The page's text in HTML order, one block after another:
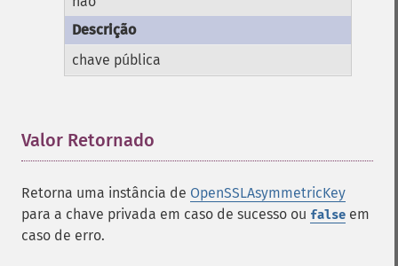
chave pública
Valor Retornado
Retorna uma instância de OpenSSLAsymmetricKey
para a chave privada em caso de sucesso ou false em
caso de erro.